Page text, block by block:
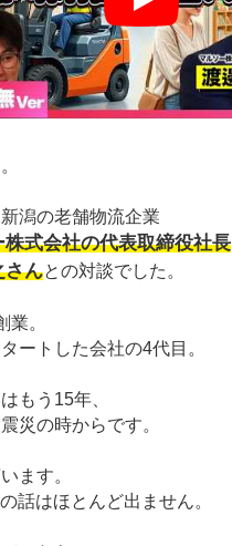
潟の老舗物流企業
株式会社の代表取締役社長
さんとの対談でした。
業。
ートした会社の4代目。
もう15年、
災の時からです。
ます。
話はほとんど出ません。